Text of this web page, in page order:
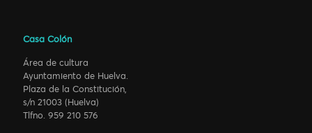
Casa Colón
Área de cultura
Ayuntamiento de Huelva.
Plaza de la Constitución,
s/n 21003 (Huelva)
Tlfno. 959 210 576